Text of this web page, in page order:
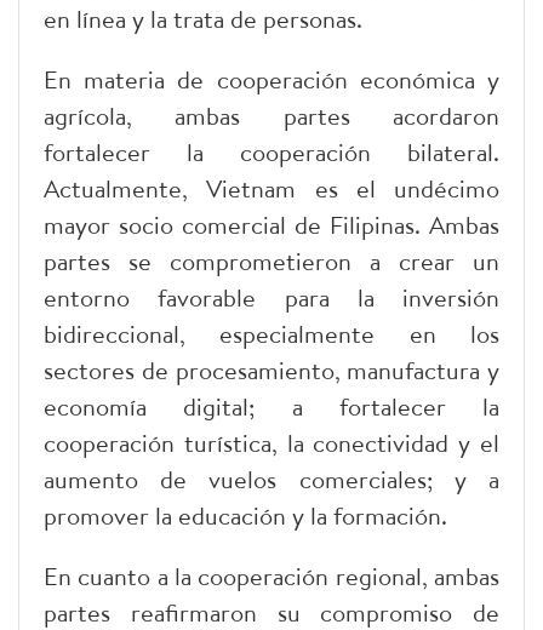
en línea y la trata de personas.
En materia de cooperación económica y
agrícola, ambas partes acordaron
fortalecer la cooperación bilateral.
Actualmente, Vietnam es el undécimo
mayor socio comercial de Filipinas. Ambas
partes se comprometieron a crear un
entorno favorable para la inversión
bidireccional, especialmente en los
sectores de procesamiento, manufactura y
economía digital; a fortalecer la
cooperación turística, la conectividad y el
aumento de vuelos comerciales; y a
promover la educación y la formación.
En cuanto a la cooperación regional, ambas
partes reafirmaron su compromiso de